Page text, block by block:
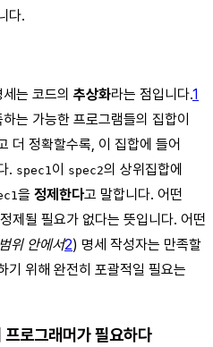
다.
는 코드의 추상화라는 점입니다.1
는 가능한 프로그램들의 집합이
더 정확할수록, 이 집합에 들어
. spec1이 spec2의 상위집합에
을 정제한다고 말합니다. 어떤
제될 필요가 없다는 뜻입니다. 어떤
위 안에서2) 명세 작성자는 만족할
기 위해 완전히 포괄적일 필요는
로그래머가 필요하다